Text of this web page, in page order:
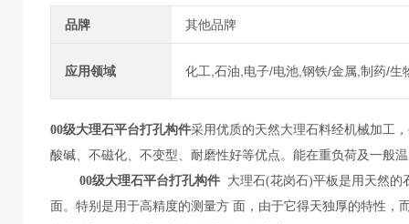
品牌 其他品牌
应用领域 化工,石油,电子/电池,钢铁/金属,制药/生
00级大理石平台打孔构件采用优质的天然大理石料经机械加工
酸碱、不磁化、不变型、耐磨性好等优点。能在重负荷及一般
00级大理石平台打孔构件 大理石(花岗石)平板是用天然的
面。特别是用于高精度的测量方 面，由于它得天独厚的特性